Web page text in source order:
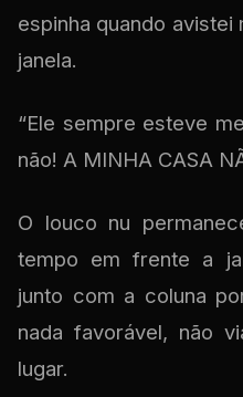
espinha quando
janela.
“Ele sempre esteve
não! A MINHA CASA
O louco nu
tempo em frente a
junto com a coluna
nada favorável, não
lugar.